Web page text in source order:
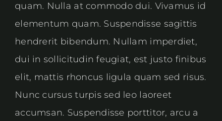
quam. Nulla at commodo dui. Vivamus id
elementum quam. Suspendisse sagittis
hendrerit bibendum. Nullam imperdiet,
dui in sollicitudin feugiat, est justo finibus
elit, mattis rhoncus ligula quam sed risus.
Nunc cursus turpis sed leo laoreet
accumsan. Suspendisse porttitor, arcu a